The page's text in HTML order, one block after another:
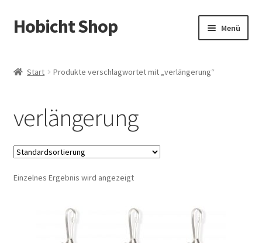
Zur
Navigation
Zum
Inhalt
Hobicht Shop Menü
Start Produkte verschlagwortet mit „verlängerung“
verlängerung
Einzelnes Ergebnis wird angezeigt